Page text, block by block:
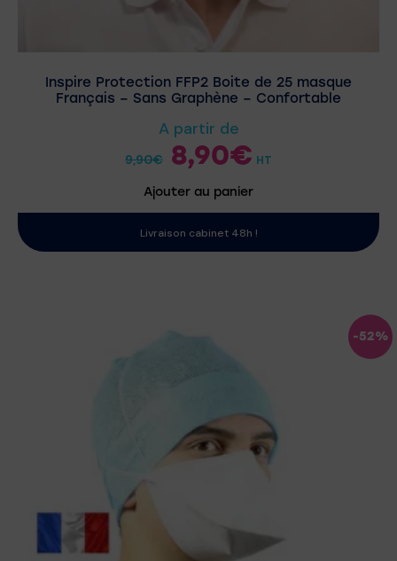
Inspire Protection FFP2 Boite de 25 masque
Français – Sans Graphène – Confortable
A partir de
9,90€ 8,90€ HT
Ajouter au panier
Livraison cabinet 48h !
-52%